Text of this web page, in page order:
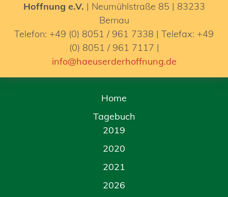
Hoffnung e.V. | Neumühlstraße 85 | 83233
Bernau
Telefon: +49 (0) 8051 / 961 7338 | Telefax: +49
(0) 8051 / 961 7117 |
info@haeuserderhoffnung.de
Home
Tagebuch
2019
2020
2021
2026